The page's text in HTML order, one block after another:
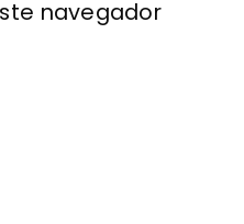
navegador